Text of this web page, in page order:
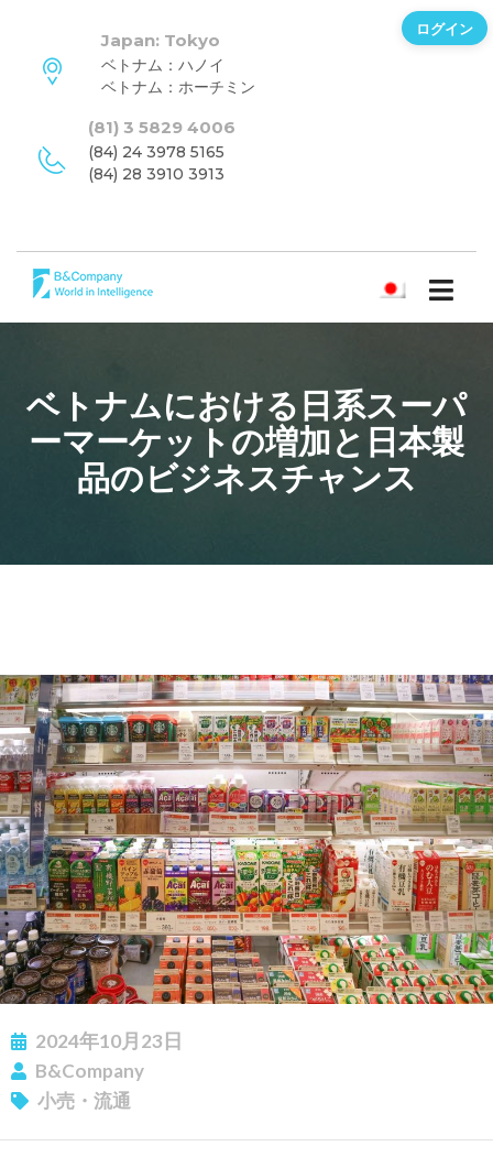
Japan: Tokyo
ベトナム：ハノイ
ベトナム：ホーチミン
(81) 3 5829 4006
(84) 24 3978 5165
(84) 28 3910 3913
日本語
ベトナムにおける日系スーパ
ーマーケットの増加と日本製
品のビジネスチャンス
2024年10月23日
B&Company
小売・流通
ログイン